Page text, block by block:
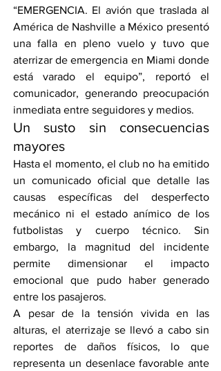
“EMERGENCIA. El avión que traslada al
América de Nashville a México presentó
una falla en pleno vuelo y tuvo que
aterrizar de emergencia en Miami donde
está varado el equipo”, reportó el
comunicador, generando preocupación
inmediata entre seguidores y medios.
Un susto sin consecuencias
mayores
Hasta el momento, el club no ha emitido
un comunicado oficial que detalle las
causas específicas del desperfecto
mecánico ni el estado anímico de los
futbolistas y cuerpo técnico. Sin
embargo, la magnitud del incidente
permite dimensionar el impacto
emocional que pudo haber generado
entre los pasajeros.
A pesar de la tensión vivida en las
alturas, el aterrizaje se llevó a cabo sin
reportes de daños físicos, lo que
representa un desenlace favorable ante